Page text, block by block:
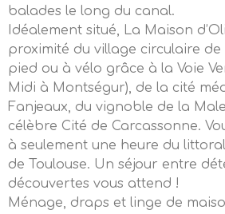
balades le long du canal.
Idéalement situé, La Maison
proximité du village circulaire de
pied ou à vélo grâce à la Voie
Midi à Montségur), de la cité
Fanjeaux, du vignoble de la
célèbre Cité de Carcassonne.
à seulement une heure du
de Toulouse. Un séjour entre
découvertes vous attend !
Ménage, draps et linge de